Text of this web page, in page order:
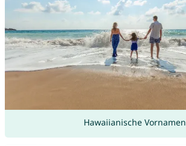
Hawaiianische Vornamen